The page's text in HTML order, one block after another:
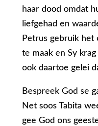
haar dood omdat
liefgehad en
Petrus gebruik het
te maak en Sy
ook daartoe gelei
Bespreek God se
Net soos Tabita
gee God ons